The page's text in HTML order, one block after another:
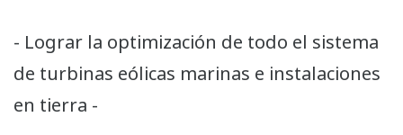
- Lograr la optimización de todo el sistema
de turbinas eólicas marinas e instalaciones
en tierra -